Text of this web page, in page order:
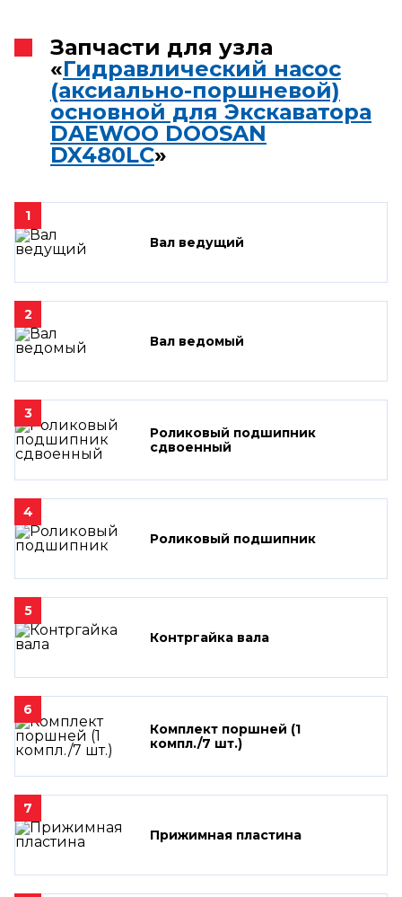
Запчасти для узла
«Гидравлический насос
(аксиально-поршневой)
основной для Экскаватора
DAEWOO DOOSAN
DX480LC»
1
Вал ведущий
2
Вал ведомый
3
Роликовый подшипник
сдвоенный
4
Роликовый подшипник
5
Контргайка вала
6
Комплект поршней (1
компл./7 шт.)
7
Прижимная пластина